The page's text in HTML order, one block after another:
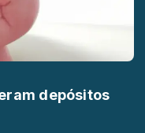
depósitos